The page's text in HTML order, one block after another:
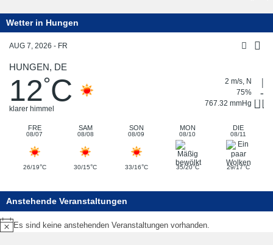
Wetter in Hungen
AUG 7, 2026 - FR
HUNGEN, DE
12°C
klarer himmel
2 m/s, N
75%
767.32 mmHg
FRE
08/07
SAM
08/08
SON
08/09
MON
08/10
DIE
08/11
26/19°C 30/15°C 33/16°C 35/20°C 29/17°C
Anstehende Veranstaltungen
Hinweis
Es sind keine anstehenden Veranstaltungen vorhanden.